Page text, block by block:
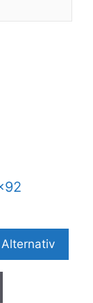
Alternativ